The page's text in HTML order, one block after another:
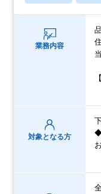
業務内容
対象となる方
◆